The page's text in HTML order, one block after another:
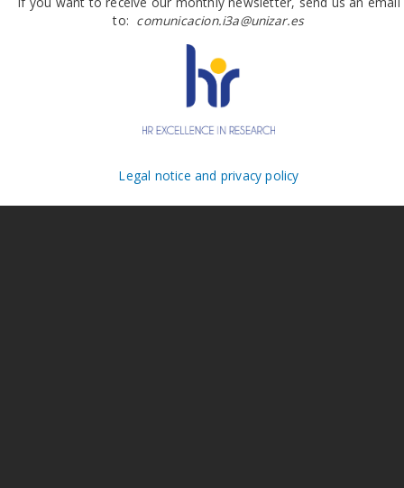
to: comunicacion.i3a@unizar.es
Legal notice and privacy policy